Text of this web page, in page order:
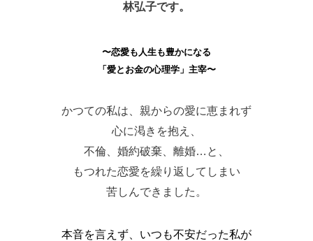
林弘子です。
〜恋愛も人生も豊かになる
「愛とお金の心理学」主宰〜
かつての私は、親からの愛に恵まれず
心に渇きを抱え、
不倫、婚約破棄、離婚…と、
もつれた恋愛を繰り返してしまい
苦しんできました。
本音を言えず、いつも不安だった私が